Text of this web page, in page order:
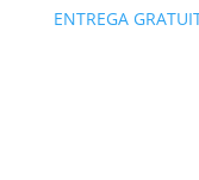
ENTREGA